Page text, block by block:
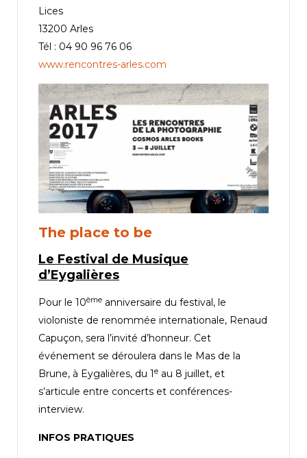
Lices
13200 Arles
Tél : 04 90 96 76 06
www.rencontres-arles.com
The place to be
Le Festival de Musique
d’Eygalières
Pour le 10ème anniversaire du festival, le
violoniste de renommée internationale, Renaud
Capuçon, sera l’invité d’honneur. Cet
événement se déroulera dans le Mas de la
Brune, à Eygalières, du 1e au 8 juillet, et
s’articule entre concerts et conférences-
interview.
INFOS PRATIQUES